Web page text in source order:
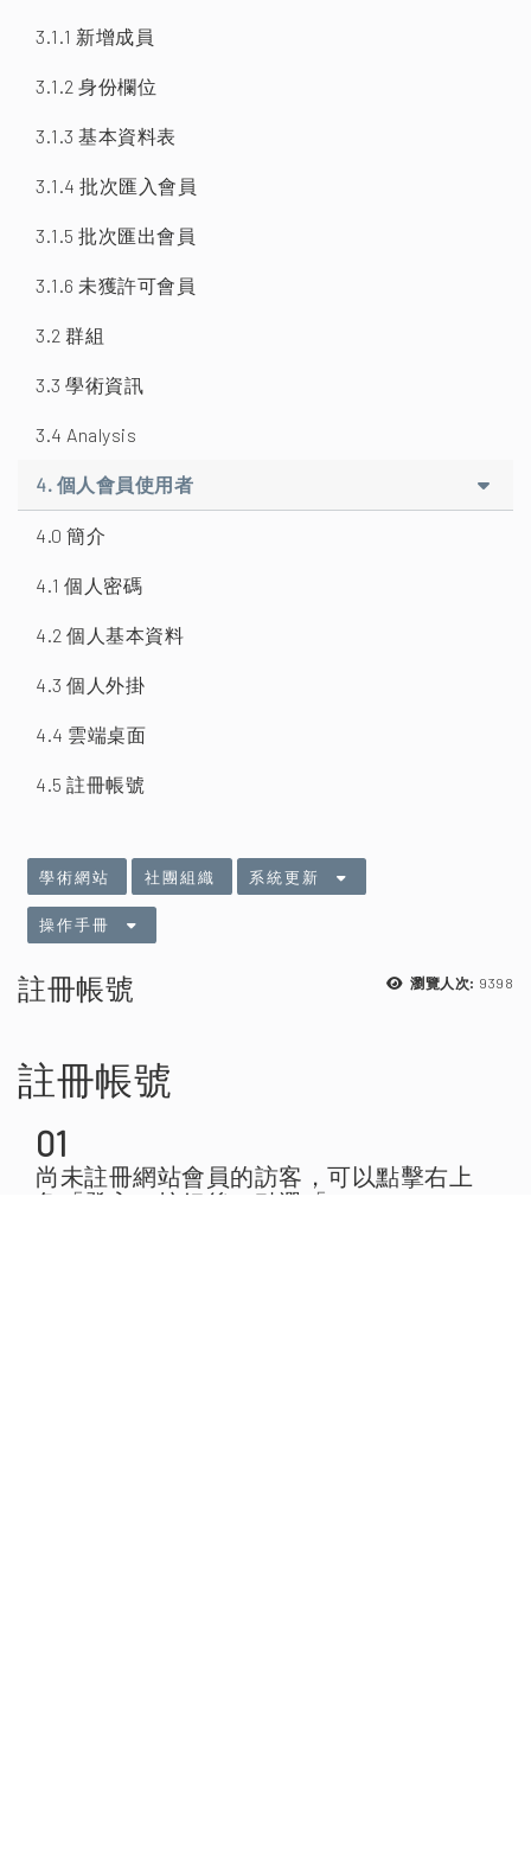
3.1.1 新增成員
3.1.2 身份欄位
3.1.3 基本資料表
3.1.4 批次匯入會員
3.1.5 批次匯出會員
3.1.6 未獲許可會員
3.2 群組
3.3 學術資訊
3.4 Analysis
4. 個人會員使用者
4.0 簡介
4.1 個人密碼
4.2 個人基本資料
4.3 個人外掛
4.4 雲端桌面
4.5 註冊帳號
學術網站 社團組織 系統更新
操作手冊
瀏覽人次: 9398
註冊帳號
註冊帳號
01
尚未註冊網站會員的訪客，可以點擊右上
角「登入」按鈕後，點選「Sign up now」